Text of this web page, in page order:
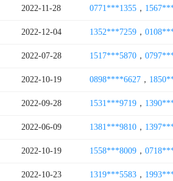
2022-11-28 0771***1355 ，
2022-12-04 1352***7259 ，
2022-07-28 1517***5870 ，
2022-10-19 0898****6627 ，
2022-09-28 1531***9719 ，
2022-06-09 1381***9810 ，
2022-10-19 1558***8009 ，
2022-10-23 1319***5583 ，